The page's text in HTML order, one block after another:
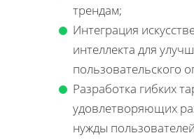
трендам;
Интеграция
интеллекта для
пользовательского
Разработка гибких
удовлетворяющих
нужды